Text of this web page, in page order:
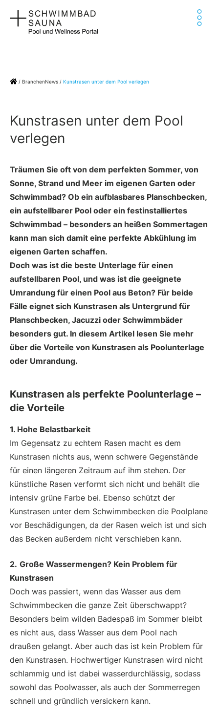
Inhalt
springen
Home
/ BranchenNews / Kunstrasen unter dem Pool verlegen
Kunstrasen unter dem Pool
verlegen
Träumen Sie oft von dem perfekten Sommer, von
Sonne, Strand und Meer im eigenen Garten oder
Schwimmbad? Ob ein aufblasbares Planschbecken,
ein aufstellbarer Pool oder ein festinstalliertes
Schwimmbad – besonders an heißen Sommertagen
kann man sich damit eine perfekte Abkühlung im
eigenen Garten schaffen.
Doch was ist die beste Unterlage für einen
aufstellbaren Pool, und was ist die geeignete
Umrandung für einen Pool aus Beton? Für beide
Fälle eignet sich Kunstrasen als Untergrund für
Planschbecken, Jacuzzi oder Schwimmbäder
besonders gut. In diesem Artikel lesen Sie mehr
über die Vorteile von Kunstrasen als Poolunterlage
oder Umrandung.
Kunstrasen als perfekte Poolunterlage –
die Vorteile
1. Hohe Belastbarkeit
Im Gegensatz zu echtem Rasen macht es dem
Kunstrasen nichts aus, wenn schwere Gegenstände
für einen längeren Zeitraum auf ihm stehen. Der
künstliche Rasen verformt sich nicht und behält die
intensiv grüne Farbe bei. Ebenso schützt der
Kunstrasen unter dem Schwimmbecken die Poolplane
vor Beschädigungen, da der Rasen weich ist und sich
das Becken außerdem nicht verschieben kann.
2. Große Wassermengen? Kein Problem für
Kunstrasen
Doch was passiert, wenn das Wasser aus dem
Schwimmbecken die ganze Zeit überschwappt?
Besonders beim wilden Badespaß im Sommer bleibt
es nicht aus, dass Wasser aus dem Pool nach
draußen gelangt. Aber auch das ist kein Problem für
den Kunstrasen. Hochwertiger Kunstrasen wird nicht
schlammig und ist dabei wasserdurchlässig, sodass
sowohl das Poolwasser, als auch der Sommerregen
schnell und gründlich versickern kann.